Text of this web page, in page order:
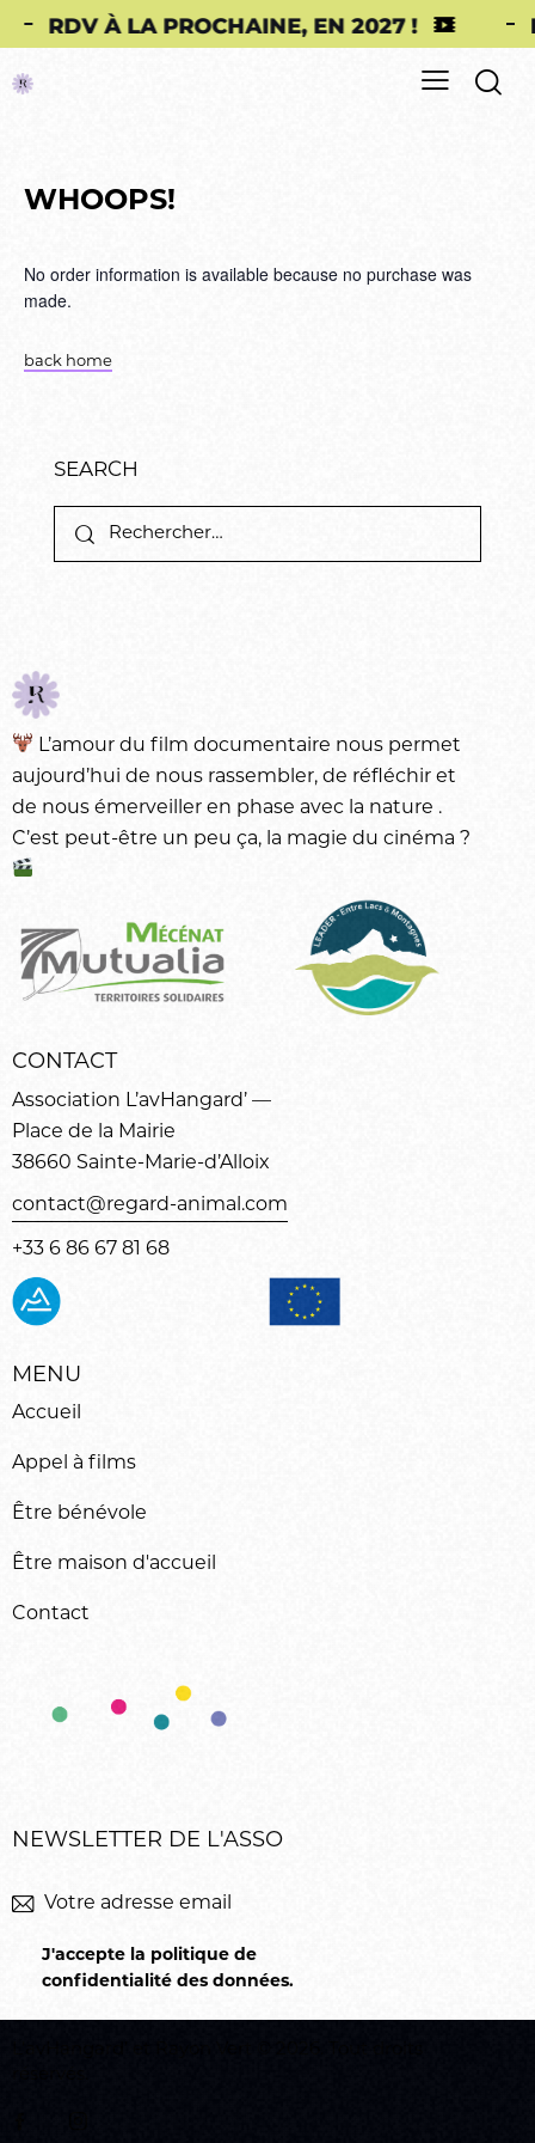
À LA PROCHAINE, EN 2027 !
WHOOPS!
No order information is available because no purchase was
made.
back home
SEARCH
L’amour dufilm documentaire nous permet
aujourd’hui de nous rassembler, de réfléchir et
de nous émerveiller en phase avec la nature .
C’est peut-être un peu ça, la magie du cinéma ?
CONTACT
Association L’avHangard’ —
Place de la Mairie
38660 Sainte-Marie-d’Alloix
contact@regard-animal.com
+33 6 86 67 81 68
MENU
Accueil
Appel à films
Être bénévole
Être maison d'accueil
Contact
NEWSLETTER DE L'ASSO
J'accepte la politique de
confidentialité des données.